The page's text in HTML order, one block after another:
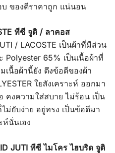
ของดีราคาถูก แน่นอน
ทีซี จูติ / ลาคอส
/ LACOSTE เป็นผ้าที่มีส่วน
65% เป็นเนื้อผ้าที่
เนื้อผ้านี้ยัง ดึงข้อดีของผ้า
ใยสังเคราะห์ ออกมา
คงความใส่สบาย ไม่ร้อน เป็น
ม่ยับง่าย อยู่ทรง เป็นข้อดีมา
ห์นั่นเอง
JUTI ทีซี ไมโคร ไฮบริด จูติ